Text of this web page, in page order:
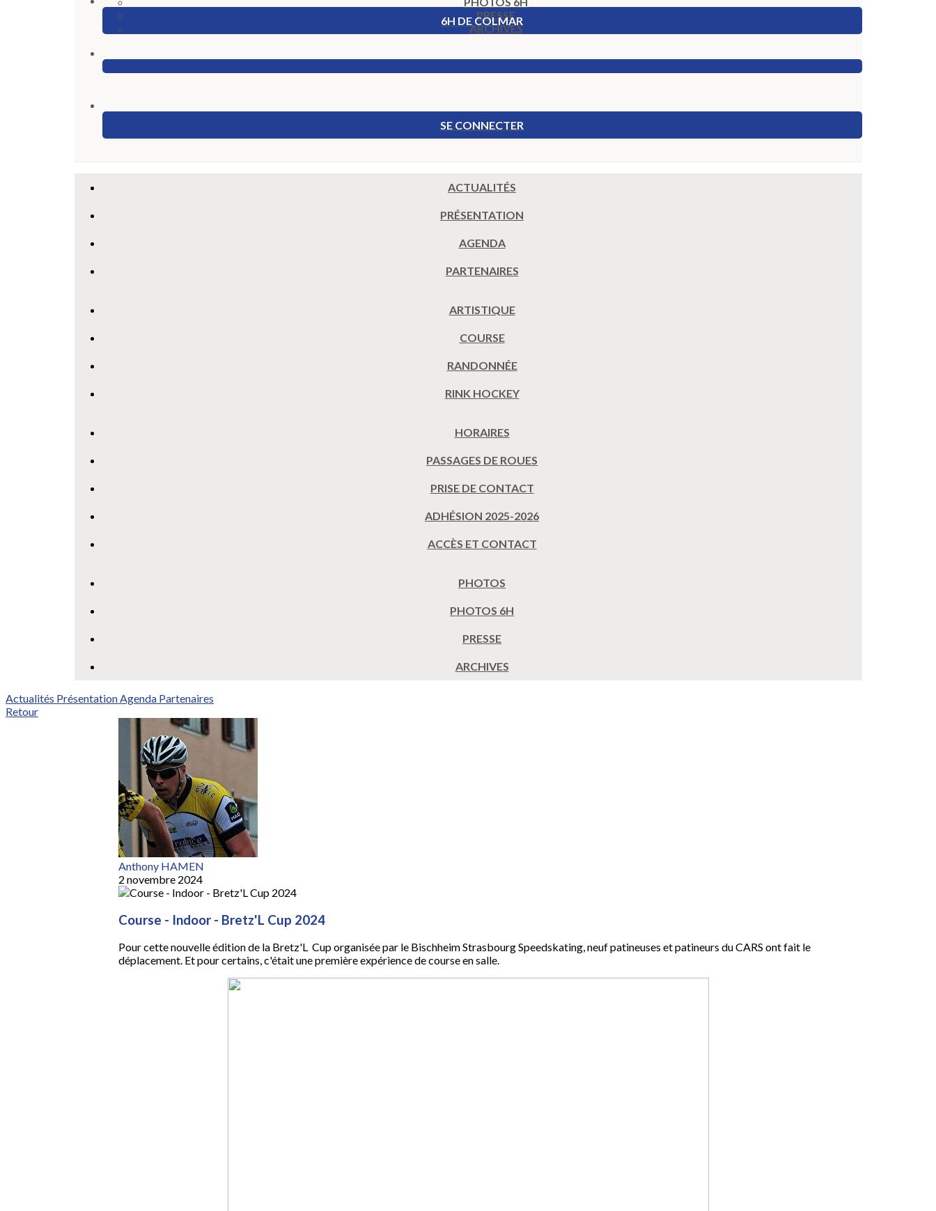
PRESSE
ARCHIVES
6H DE COLMAR
SE CONNECTER
ACTUALITÉS
PRÉSENTATION
AGENDA
PARTENAIRES
ARTISTIQUE
COURSE
RANDONNÉE
RINK HOCKEY
HORAIRES
PASSAGES DE ROUES
PRISE DE CONTACT
ADHÉSION 2025-2026
ACCÈS ET CONTACT
PHOTOS
PHOTOS 6H
PRESSE
ARCHIVES
Actualités PrésentationAgenda Partenaires
Retour
Anthony HAMEN
2 novembre 2024
Course - Indoor - Bretz'L Cup 2024
Pour cette nouvelle édition de la Bretz'L Cup organisée par le Bischheim Strasbourg Speedskating, neuf patineuses et patineurs du CARS ont fait le
déplacement. Et pour certains, c'était une première expérience de course en salle.